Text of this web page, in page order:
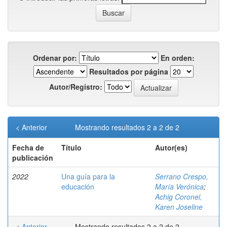
Ordenar por:
En orden:
Resultados por página
Autor/Registro:
Mostrando resultados 2 a 2 de 2
< Anterior
Fecha de
publicación
Título Autor(es)
2022
Una guía para la
educación
Serrano Crespo,
María Verónica;
Achig Coronel,
Karen Joseline